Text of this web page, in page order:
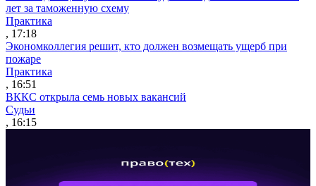
лет за таможенную схему
Практика
, 17:18
Экономколлегия решит, кто должен возмещать ущерб при
пожаре
Практика
, 16:51
ВККС открыла семь новых вакансий
Судьи
, 16:15